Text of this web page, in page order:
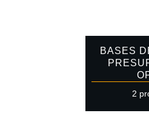
BASES
2